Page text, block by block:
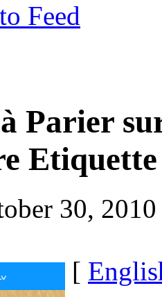
Feed
Parier
Etiquette
30,
[